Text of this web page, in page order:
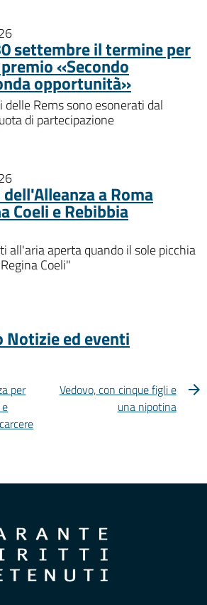
settembre il termine per
«Secondo
opportunità»
Rems sono esonerati dal
di partecipazione
a Roma
Coeli e Rebibbia
all'aria aperta quando il sole picchia
Coeli"
Notizie ed eventi
per
Vedovo, con cinque figli e
una nipotina